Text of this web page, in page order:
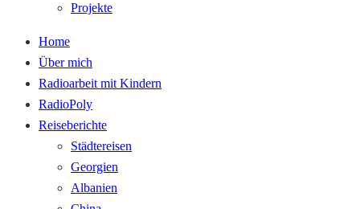
Projekte
Home
Über mich
Radioarbeit mit Kindern
RadioPoly
Reiseberichte
Städtereisen
Georgien
Albanien